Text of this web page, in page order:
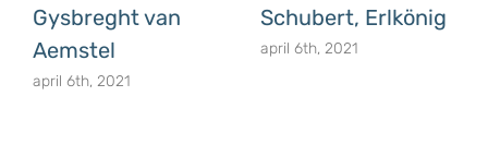
Gysbreght van
Aemstel
april 6th, 2021
Schubert, Erlkönig
april 6th, 2021